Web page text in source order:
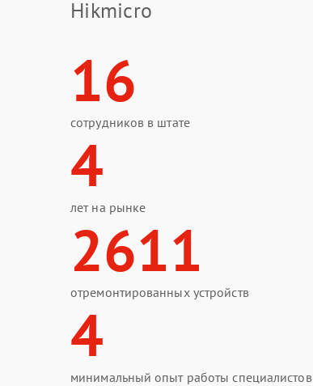
Hikmicro
16
сотрудников в штате
4
лет на рынке
2611
отремонтированных устройств
4
минимальный опыт работы специалистов